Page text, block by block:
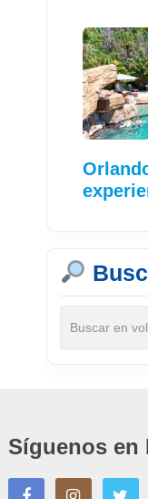
Síguenos en